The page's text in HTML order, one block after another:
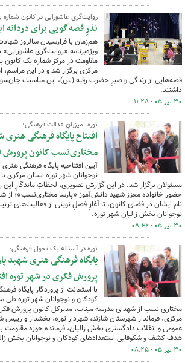
روایت‌گریِ عاشورایی در کانون
نذرِ قصه‌گویی برای دردانه
هم‌زمان با فرارسیدن سالروز
ویژه‌برنامه «روایت‌گری
مقاومت در مرکز شماره یک
مرکزی برگزار شد و در این مراسم،
قصه‌هایی از زندگی و صبرِ حضرت رقیه (س)، این مناسبت
داشتند.
۳۰ تیر ۰۵ - ۱۱:۲۸
توره، میزبانِ عدالت فرهنگی؛
افتتاح پایگاه فرهنگی هنری
مختاری‌نسب کانون پرورش
آیین افتتاحیه پایگاه فرهنگی
نوجوانان شهر توره استان مرکزی
مسئولان برگزار شد. در این گزارش تصویری، لحظاتِ ماندگارِ این
حضور خانواده معزز شهید دانش‌آموز «پارسا مختاری‌نسب»؛ از
نام ایشان در فضای کانون، تا آغازِ فصلِ نوینی از فعالیت‌های
نوجوانان بخش زالیان شهر توره.
۳۰ تیر ۰۵ - ۰۸:۴۶
توره در آستانه یک تحول فرهنگی؛
پایگاه فرهنگی هنری شهید
پرورش فکری در شهر توره
با استعانت از پروردگار پایگاه
کودکان و نوجوانان شهر توره طی
مختاری نسب از شهدای مدرسه میناب، مدیرکل کانون پرورش
مرکزی،‌ فرماندار شهرستان شازند، شهردار توره، بخشدار و
عمومی و انقلاب دادگستری بخش زالیان، فرمانده حوزه مقاومت
هدف کشف و شکوفایی استعدادهای کودکان و نوجوانان بخش
۳۰ تیر ۰۵ - ۰۸:۲۵